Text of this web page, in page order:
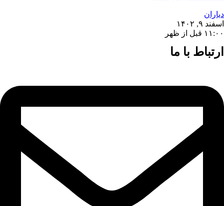
دیاران
اسفند ۹, ۱۴۰۲
۱۱:۰۰ قبل از ظهر
ارتباط با ما